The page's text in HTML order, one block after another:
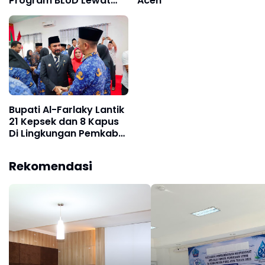
Sinergi Antarsekolah
Bupati Al-Farlaky Lantik
21 Kepsek dan 8 Kapus
Di Lingkungan Pemkab
Rekomendasi